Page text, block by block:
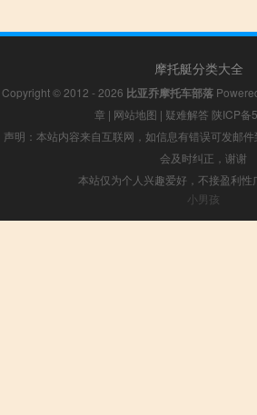
摩托艇分类大全
Copyright © 2012 - 2026 比亚乔摩托车部落
章 | 网站地图 | 疑难解答 陕ICP备
声明：本站内容来自互联网，如信息有错误可发邮
会及时纠正，谢谢
本站仅为个人兴趣爱好，不接盈利性
小男孩